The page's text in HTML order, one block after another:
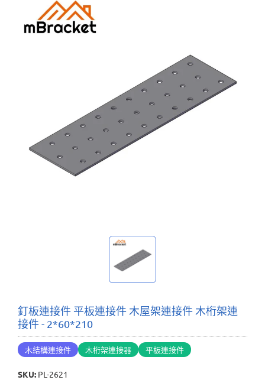
線上詢價
我的詢價
釘板連接件 平板連接件 木屋架連接件 木桁架連
接件 - 2*60*210
木結構連接件 木桁架連接器 平板連接件
SKU: PL-2621